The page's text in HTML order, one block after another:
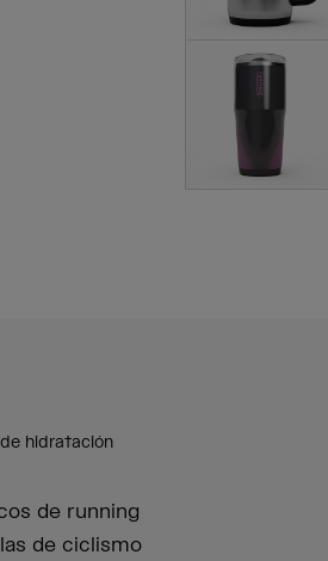
hidratación
de running
de ciclismo